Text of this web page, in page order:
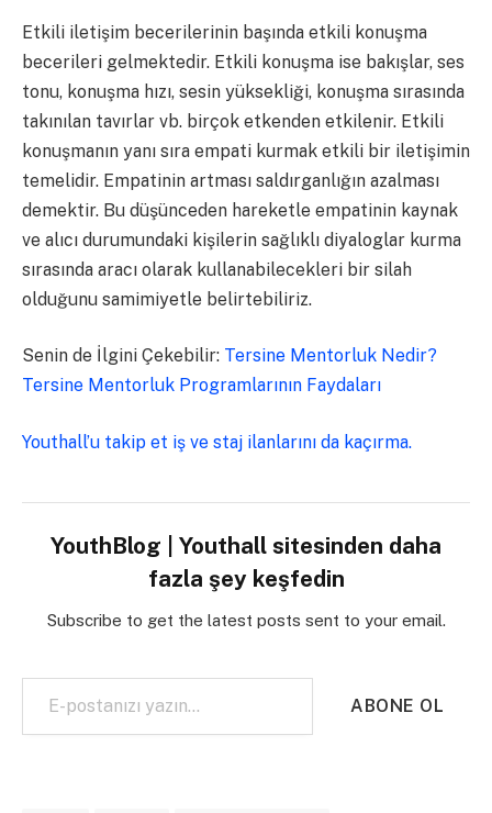
Etkili iletişim becerilerinin başında etkili konuşma
becerileri gelmektedir. Etkili konuşma ise bakışlar, ses
tonu, konuşma hızı, sesin yüksekliği, konuşma sırasında
takınılan tavırlar vb. birçok etkenden etkilenir. Etkili
konuşmanın yanı sıra empati kurmak etkili bir iletişimin
temelidir. Empatinin artması saldırganlığın azalması
demektir. Bu düşünceden hareketle empatinin kaynak
ve alıcı durumundaki kişilerin sağlıklı diyaloglar kurma
sırasında aracı olarak kullanabilecekleri bir silah
olduğunu samimiyetle belirtebiliriz.
Senin de İlgini Çekebilir: Tersine Mentorluk Nedir?
Tersine Mentorluk Programlarının Faydaları
Youthall’u takip et iş ve staj ilanlarını da kaçırma.
YouthBlog | Youthall sitesinden daha
fazla şey keşfedin
Subscribe to get the latest posts sent to your email.
E-postanızı yazın…
ABONE OL